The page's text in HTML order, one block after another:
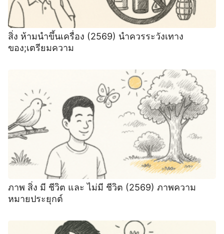
สิ่ง ห้ามนําขึ้นเครื่อง (2569) นําควรระวังเทาง
ของ;เตรียมความ
ภาพ สิ่ง มี ชีวิต และ ไม่มี ชีวิต (2569) ภาพความ
หมายประยุกต์